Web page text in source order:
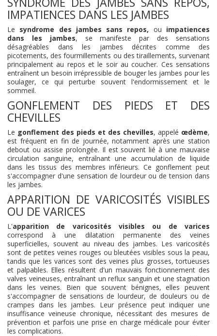
IMPATIENCES DANS LES JAMBES
Le syndrome des jambes sans repos, ou impatiences
dans les jambes, se manifeste par des sensations
désagréables dans les jambes décrites comme des
picotements, des fourmillements ou des tiraillements, survenant
principalement au repos et le soir au coucher. Ces sensations
entraînent un besoin irrépressible de bouger les jambes pour les
soulager, ce qui perturbe souvent l'endormissement et le
sommeil.
GONFLEMENT DES PIEDS ET DES
CHEVILLES
Le gonflement des pieds et des chevilles, appelé œdème,
est fréquent en fin de journée, notamment après une station
debout ou assise prolongée. Il est souvent lié à une mauvaise
circulation sanguine, entraînant une accumulation de liquide
dans les tissus des membres inférieurs. Ce gonflement peut
s'accompagner d'une sensation de lourdeur ou de tension dans
les jambes.
APPARITION DE VARICOSITÉS VISIBLES
OU DE VARICES
L'apparition de varicosités visibles ou de varices
correspond à une dilatation permanente des veines
superficielles, souvent au niveau des jambes. Les varicosités
sont de petites veines rouges ou bleutées visibles sous la peau,
tandis que les varices sont des veines plus grosses, tortueuses
et palpables. Elles résultent d'un mauvais fonctionnement des
valves veineuses, entraînant un reflux sanguin et une stagnation
dans les veines. Bien que souvent bénignes, elles peuvent
s'accompagner de sensations de lourdeur, de douleurs ou de
crampes dans les jambes. Leur présence peut indiquer une
insuffisance veineuse chronique, nécessitant des mesures de
prévention et parfois une prise en charge médicale pour éviter
les complications.